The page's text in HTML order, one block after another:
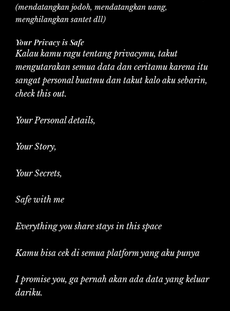
(mendatangkan jodoh, mendatangkan uang,
menghilangkan santet dll)
Your Privacy is Safe
Kalau kamu ragu tentang privacymu, takut
mengutarakan semua data dan ceritamu karena itu
sangat personal buatmu dan takut kalo aku sebarin,
check this out.
Your Personal details,
Your Story,
Your Secrets,
Safe with me
Everything you share stays in this space
Kamu bisa cek di semua platform yang aku punya
I promise you, ga pernah akan ada data yang keluar
dariku.